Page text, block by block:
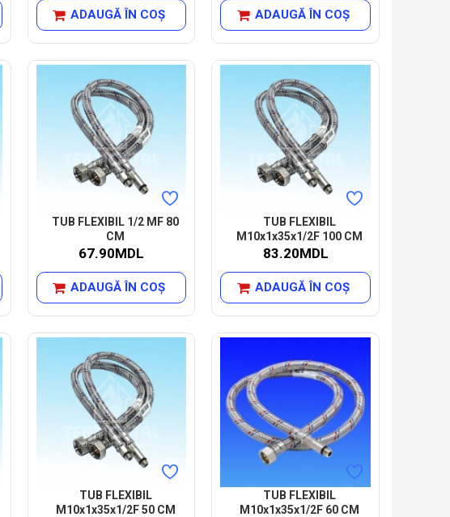
ADAUGĂ ÎN COŞ ADAUGĂ ÎN COŞ
TUB FLEXIBIL 1/2 MF 80
CM
67.90MDL
ADAUGĂ ÎN COŞ
TUB FLEXIBIL
M10x1x35x1/2F 100 CM
83.20MDL
ADAUGĂ ÎN COŞ
TUB FLEXIBIL
M10x1x35x1/2F 50 CM
TUB FLEXIBIL
M10x1x35x1/2F 60 CM